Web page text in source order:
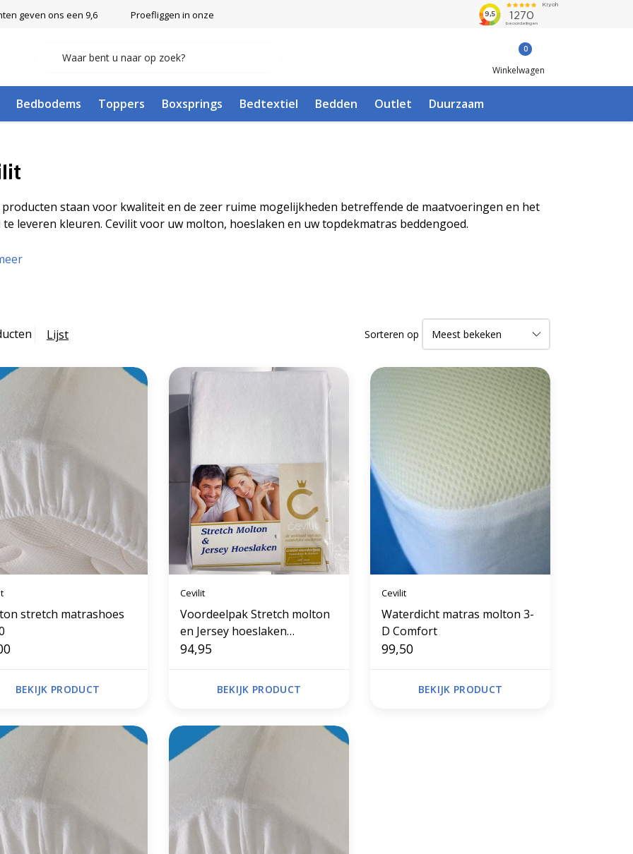
geven ons een 9,6 Proefliggen in onze showroom in Ulft
0
Winkelwagen
Bedbodems Toppers Boxsprings Bedtextiel Bedden Outlet Duurzaam
producten staan voor kwaliteit en de zeer ruime mogelijkheden betreffende de maatvoeringen en het
te leveren kleuren. Cevilit voor uw molton, hoeslaken en uw topdekmatras beddengoed.
Lijst Sorteren op
stretch matrashoes
BEKIJK PRODUCT
Cevilit
Voordeelpak Stretch molton
en Jersey hoeslaken
Splittopper
94,95
BEKIJK PRODUCT
Cevilit
Waterdicht matras molton 3-
D Comfort
99,50
BEKIJK PRODUCT